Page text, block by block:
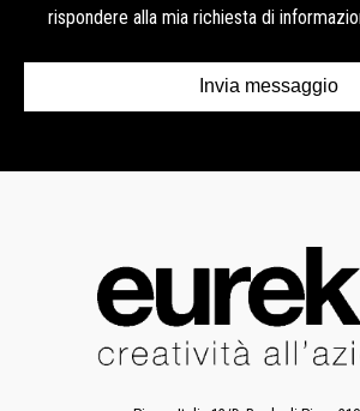
rispondere alla mia richiesta di
Invia messaggio